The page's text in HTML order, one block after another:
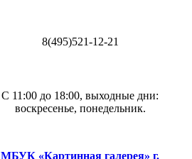
8(495)521-12-21
С 11:00 до 18:00, выходные дни:
воскресенье, понедельник.
МБУК «Картинная галерея» г.